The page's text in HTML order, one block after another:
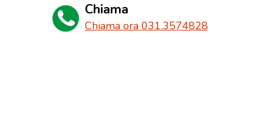
Chiama
Chiama ora 031.3574828